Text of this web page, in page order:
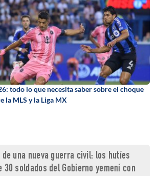
todo lo que necesita saber sobre el choque
la MLS y la Liga MX
de una nueva guerra civil: los hutíes
30 soldados del Gobierno yemení con